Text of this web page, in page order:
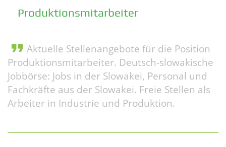
Produktionsmitarbeiter
format_quote Aktuelle Stellenangebote für die Position
Produktionsmitarbeiter. Deutsch-slowakische
Jobbörse: Jobs in der Slowakei, Personal und
Fachkräfte aus der Slowakei. Freie Stellen als
Arbeiter in Industrie und Produktion.